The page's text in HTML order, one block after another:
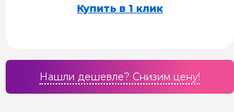
Купить в 1 клик
Нашли дешевле? Cнизим цену!